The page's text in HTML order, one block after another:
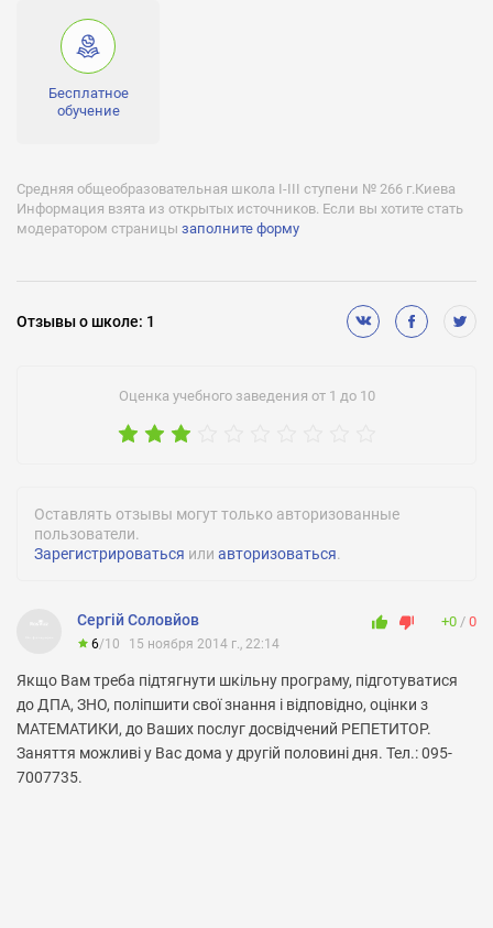
Анна - призер районной олимпиады по химии (III место),
Яковец Всеволод - призер районной олимпиады по
украинскому языку и литературе (III место) , Жданов Иван -
(III место)
Бесплатное
обучение
Средняя общеобразовательная школа I-III ступени № 266 г.Киева
Информация взята из открытых источников. Если вы хотите стать
модератором страницы заполните форму
Отзывыо школе: 1
Оценка учебного заведения от 1 до 10
Оставлять отзывы могут только авторизованные
пользователи.
Зарегистрироваться или авторизоваться.
Сергій Соловйов
6/10 15 ноября 2014 г., 22:14
+0 0
Якщо Вам треба підтягнути шкільну програму, підготуватися
до ДПА, ЗНО, поліпшити свої знання і відповідно, оцінки з
МАТЕМАТИКИ, до Ваших послуг досвідчений РЕПЕТИТОР.
Заняття можливі у Вас дома у другій половині дня. Тел.: 095-
7007735.